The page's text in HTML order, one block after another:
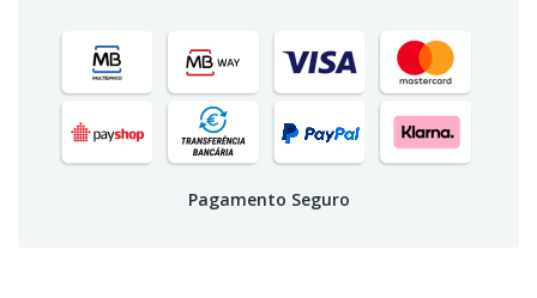
Pagamento Seguro